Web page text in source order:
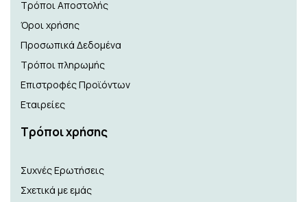
Τρόποι Αποστολής
Όροι χρήσης
Προσωπικά Δεδομένα
Τρόποι πληρωμής
Επιστροφές Προϊόντων
Εταιρείες
Τρόποι χρήσης
Συχνές Ερωτήσεις
Σχετικά με εμάς